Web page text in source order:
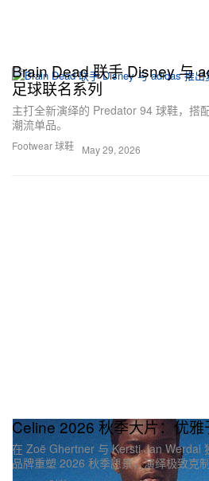
Footwear 球鞋
Brain Dead 联手 Disney 与
足球联名系列
主打全新演绎的 Predator 94 球鞋，搭
潮流单品。
May 29, 2026
Celine 2026 秋季大片：优
在 Zoë Ghertner 与 Kersti Jan Werdal
品牌重塑 2026 秋季愿景，演绎极致克